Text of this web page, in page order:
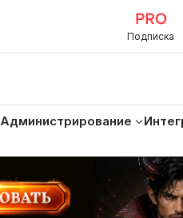
Подписка
Администрирование